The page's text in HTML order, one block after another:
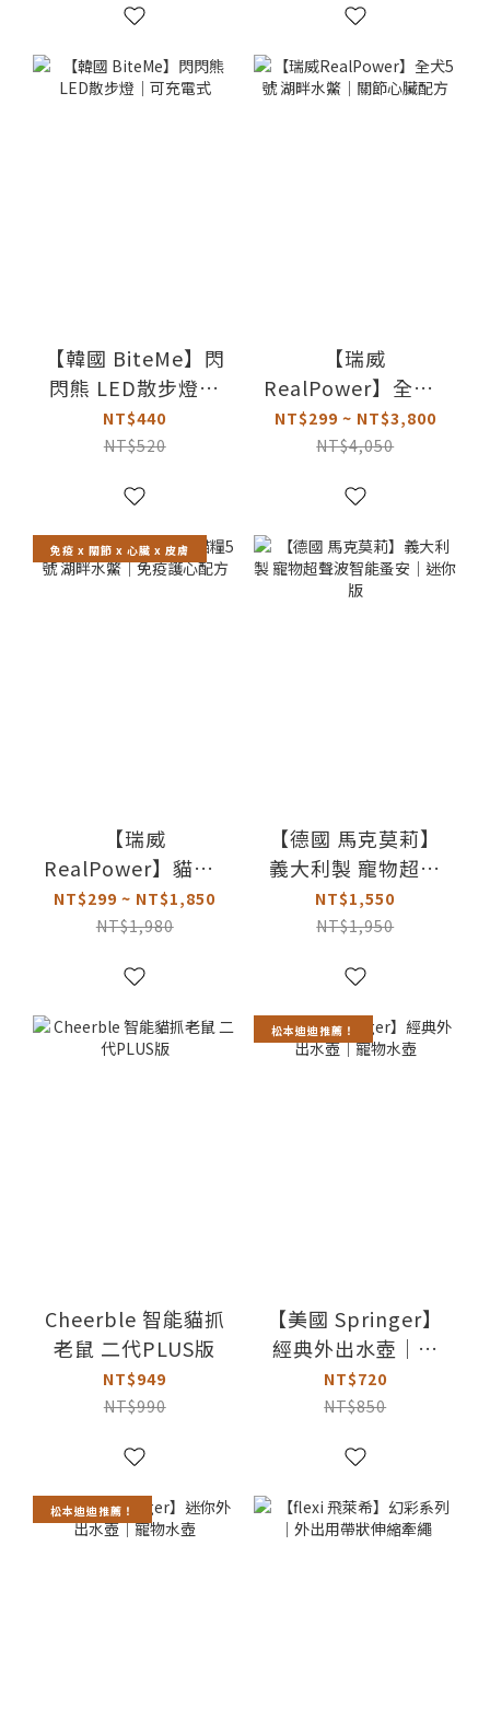
【韓國 BiteMe】閃
閃熊 LED散步燈｜
可充電式
NT$440
NT$520
【瑞威
RealPower】全犬5
號 湖畔水鱉｜關節
心臟配方
NT$299 ~ NT$3,800
NT$4,050
免疫 x 關節 x 心臟 x 皮膚
【瑞威
RealPower】貓糧5
號 湖畔水鱉｜免疫
護心配方
NT$299 ~ NT$1,850
NT$1,980
【德國 馬克莫莉】
義大利製 寵物超聲
波智能蚤安｜迷你
版
NT$1,550
NT$1,950
Cheerble 智能貓抓
老鼠 二代PLUS版
NT$949
NT$990
松本迪迪推薦！
【美國 Springer】
經典外出水壺｜寵
物水壺
NT$720
NT$850
松本迪迪推薦！